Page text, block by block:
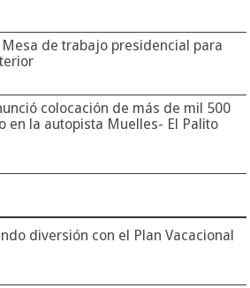
de trabajo presidencial para
colocación de más de mil 500
en la autopista Muelles- El Palito
diversión con el Plan Vacacional